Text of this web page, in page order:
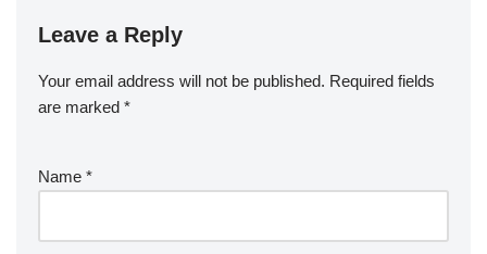
Leave a Reply
Your email address will not be published. Required fields
are marked *
Name *